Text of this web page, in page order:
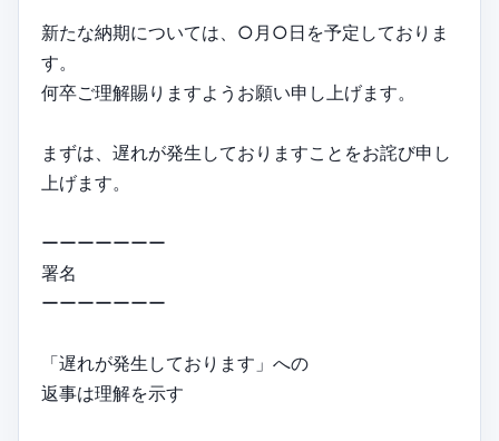
新たな納期については、○月○日を予定しておりま
す。
何卒ご理解賜りますようお願い申し上げます。
まずは、遅れが発生しておりますことをお詫び申し
上げます。
ーーーーーーー
署名
ーーーーーーー
「遅れが発生しております」への
返事は理解を示す